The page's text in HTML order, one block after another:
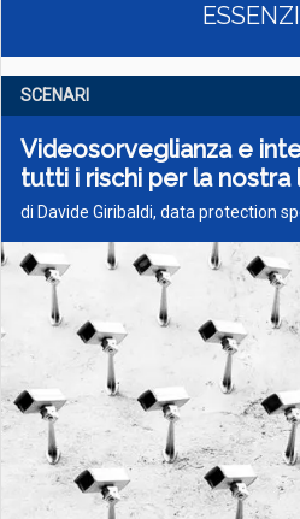
SCENARI
Videosorveglianza e
tutti i rischi per la nostra
di Davide Giribaldi, data protection